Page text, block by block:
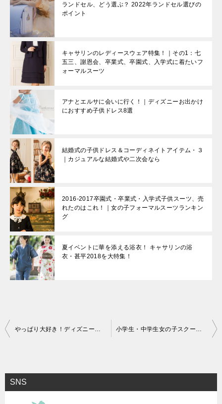
ランドセル、どう選ぶ？ 2022年ランドセル選びの
ポイント
キャサリンのレディースウェア特集！｜その1：七
五三、謝恩会、卒業式、卒園式、入学式に着たいフ
ォーマルスーツ
アナとエルサに会いに行く！｜ディズニーお出かけ
におすすめ子供ドレス8選
結婚式の子供ドレス＆コーディネイトアイテム・３
｜カジュアルな結婚式や二次会なら
2016‐2017卒園式・卒業式・入学式子供スーツ、売
れたのはこれ！｜女の子フォーマルスーツランキン
グ
夏イベントに華を添える浴衣！ キャサリンの浴
衣・甚平2018を大特集！
投
ビ
ゲ
やっぱり大好き！ディズニー！｜40周年に沸くディズニーリゾート！ 小学生・中学生女の子スクール水着の選び方！｜スク水選びのポイントとおすすめアイテム2023
SNS